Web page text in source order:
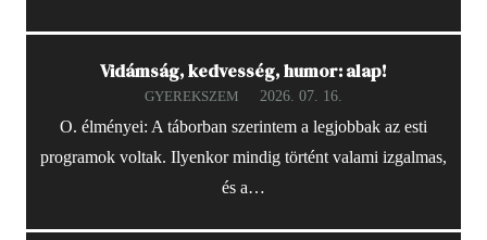
Vidámság, kedvesség, humor: alap!
GYEREKSZEM 2026. 07. 16.
O. élményei: A táborban szerintem a legjobbak az esti
programok voltak. Ilyenkor mindig történt valami izgalmas,
és a…